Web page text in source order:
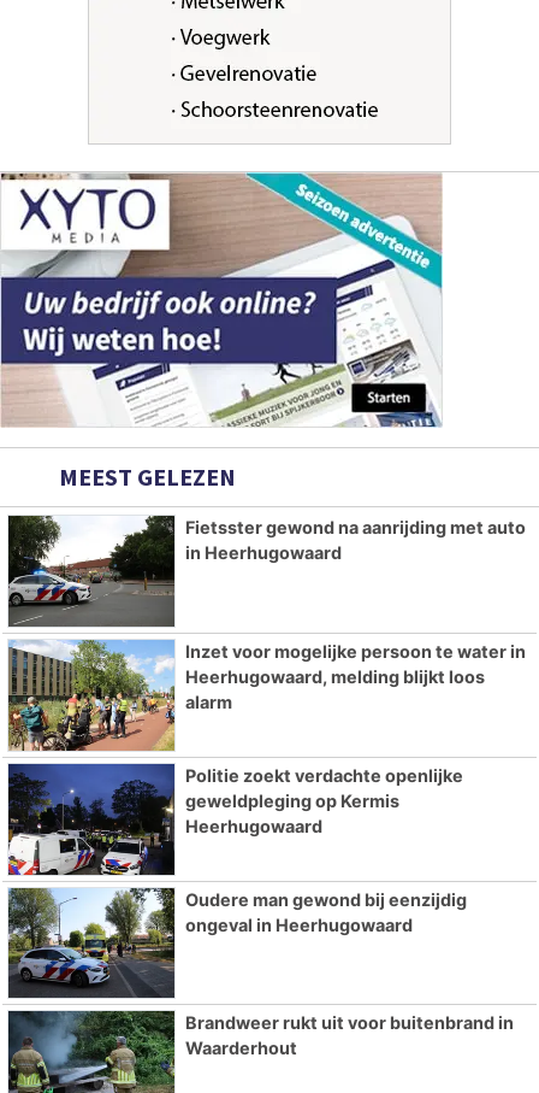
MEEST GELEZEN
Fietsster gewond na aanrijding met auto
in Heerhugowaard
Inzet voor mogelijke persoon te water in
Heerhugowaard, melding blijkt loos
alarm
Politie zoekt verdachte openlijke
geweldpleging op Kermis
Heerhugowaard
Oudere man gewond bij eenzijdig
ongeval in Heerhugowaard
Brandweer rukt uit voor buitenbrand in
Waarderhout